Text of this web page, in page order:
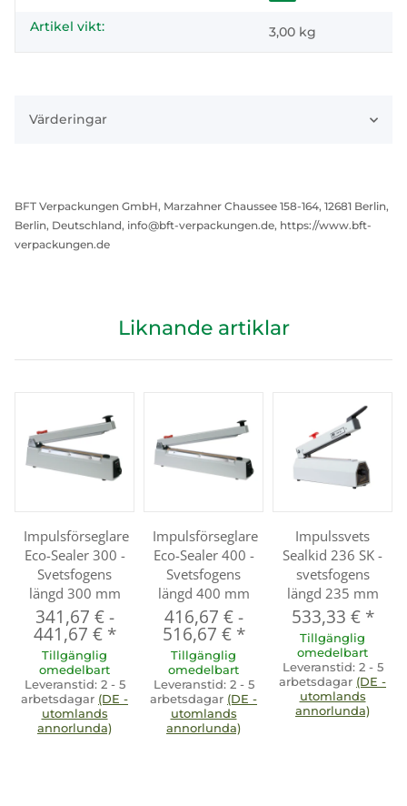
Artikel vikt: 3,00 kg
Värderingar
BFT Verpackungen GmbH, Marzahner Chaussee 158-164, 12681 Berlin,
Berlin, Deutschland, info@bft-verpackungen.de, https://www.bft-
verpackungen.de
Liknande artiklar
Impulsförseglare
Eco-Sealer 300 -
Svetsfogens
längd 300 mm
341,67 €-
441,67 € *
Tillgänglig
omedelbart
Leveranstid: 2 - 5
arbetsdagar (DE -
utomlands
annorlunda)
Impulsförseglare
Eco-Sealer 400 -
Svetsfogens
längd 400 mm
416,67 €-
516,67 € *
Tillgänglig
omedelbart
Leveranstid: 2 - 5
arbetsdagar (DE -
utomlands
annorlunda)
Impulssvets
Sealkid 236 SK -
svetsfogens
längd 235 mm
533,33 € *
Tillgänglig
omedelbart
Leveranstid: 2 - 5
arbetsdagar (DE -
utomlands
annorlunda)